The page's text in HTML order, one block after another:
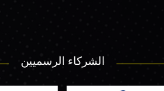
الشركاء الرسميين